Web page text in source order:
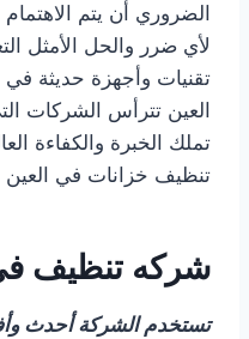
الضروري أن يتم
لأي ضرر والحل الأمثل
تقنيات وأجهزة حديثة
العين تترأس الشركات
تملك الخبرة والكفاءة
تنظيف خزانات في العين
شركه تنظيف
تستخدم الشركة أحدث